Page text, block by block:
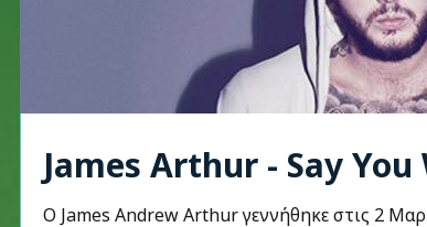
James Arthur - Say
O James Andrew Arthur γεννήθηκε στις 2